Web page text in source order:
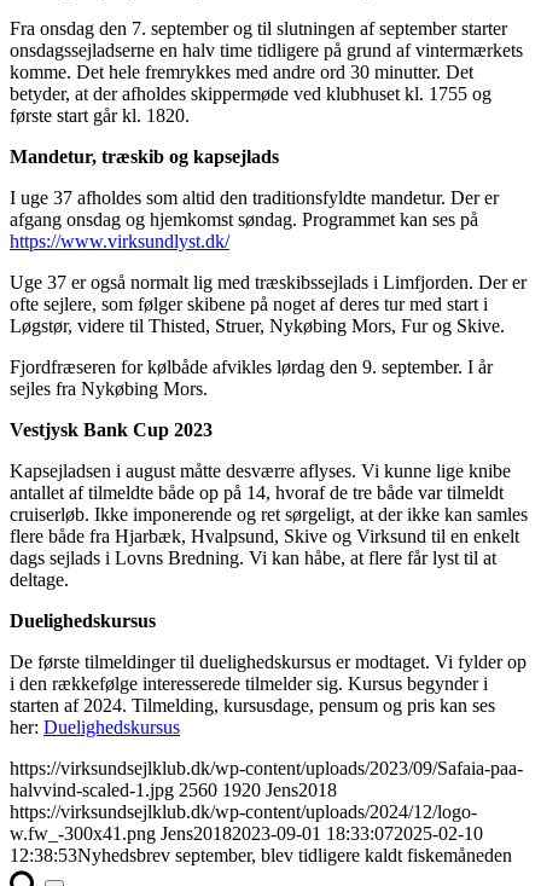
Fra onsdag den 7. september og til slutningen af september starter
onsdagssejladserne en halv time tidligere på grund af vintermærkets
komme. Det hele fremrykkes med andre ord 30 minutter. Det
betyder, at der afholdes skippermøde ved klubhuset kl. 1755 og
første start går kl. 1820.
Mandetur, træskib og kapsejlads
I uge 37 afholdes som altid den traditionsfyldte mandetur. Der er
afgang onsdag og hjemkomst søndag. Programmet kan ses på
https://www.virksundlyst.dk/
Uge 37 er også normalt lig med træskibssejlads i Limfjorden. Der er
ofte sejlere, som følger skibene på noget af deres tur med start i
Løgstør, videre til Thisted, Struer, Nykøbing Mors, Fur og Skive.
Fjordfræseren for kølbåde afvikles lørdag den 9. september. I år
sejles fra Nykøbing Mors.
Vestjysk Bank Cup 2023
Kapsejladsen i august måtte desværre aflyses. Vi kunne lige knibe
antallet af tilmeldte både op på 14, hvoraf de tre både var tilmeldt
cruiserløb. Ikke imponerende og ret sørgeligt, at der ikke kan samles
flere både fra Hjarbæk, Hvalpsund, Skive og Virksund til en enkelt
dags sejlads i Lovns Bredning. Vi kan håbe, at flere får lyst til at
deltage.
Duelighedskursus
De første tilmeldinger til duelighedskursus er modtaget. Vi fylder op
i den rækkefølge interesserede tilmelder sig. Kursus begynder i
starten af 2024. Tilmelding, kursusdage, pensum og pris kan ses
her: Duelighedskursus
https://virksundsejlklub.dk/wp-content/uploads/2023/09/Safaia-paa-
halvvind-scaled-1.jpg 2560 1920 Jens2018
https://virksundsejlklub.dk/wp-content/uploads/2024/12/logo-
w.fw_-300x41.png Jens20182023-09-01 18:33:072025-02-10
12:38:53Nyhedsbrev september, blev tidligere kaldt fiskemåneden